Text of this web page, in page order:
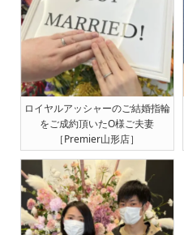
ロイヤルアッシャーのご結婚指輪
をご成約頂いたO様ご夫妻
［Premier山形店］